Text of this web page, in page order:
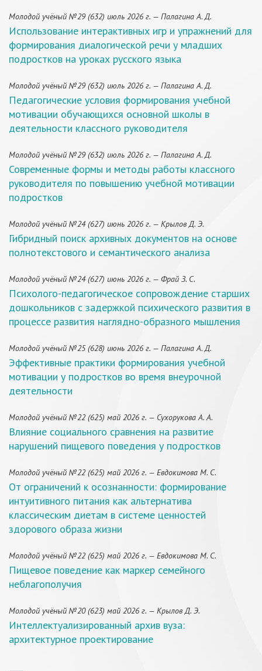
Молодой учёный №29 (632) июль 2026 г. — Палагина А. Д.
Использование интерактивных игр и упражнений для
формирования диалогической речи у младших
подростков на уроках русского языка
Молодой учёный №29 (632) июль 2026 г. — Палагина А. Д.
Педагогические условия формирования учебной
мотивации обучающихся основной школы в
деятельности классного руководителя
Молодой учёный №29 (632) июль 2026 г. — Палагина А. Д.
Современные формы и методы работы классного
руководителя по повышению учебной мотивации
подростков
Молодой учёный №24 (627) июнь 2026 г. — Крылов Д. Э.
Гибридный поиск архивных документов на основе
полнотекстового и семантического анализа
Молодой учёный №24 (627) июнь 2026 г. — Фрай З. С.
Психолого-педагогическое сопровождение старших
дошкольников с задержкой психического развития в
процессе развития наглядно-образного мышления
Молодой учёный №25 (628) июнь 2026 г. — Палагина А. Д.
Эффективные практики формирования учебной
мотивации у подростков во время внеурочной
деятельности
Молодой учёный №22 (625) май 2026 г. — Сухорукова А. А.
Влияние социального сравнения на развитие
нарушений пищевого поведения у подростков
Молодой учёный №22 (625) май 2026 г. — Евдокимова М. С.
От ограничений к осознанности: формирование
интуитивного питания как альтернатива
классическим диетам в системе ценностей
здорового образа жизни
Молодой учёный №22 (625) май 2026 г. — Евдокимова М. С.
Пищевое поведение как маркер семейного
неблагополучия
Молодой учёный №20 (623) май 2026 г. — Крылов Д. Э.
Интеллектуализированный архив вуза:
архитектурное проектирование